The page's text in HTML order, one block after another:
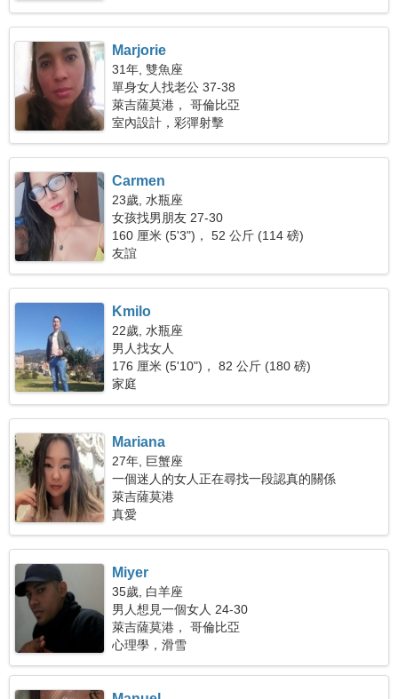
Marjorie
31年, 雙魚座
單身女人找老公 37-38
萊吉薩莫港， 哥倫比亞
室內設計，彩彈射擊
Carmen
23歲, 水瓶座
女孩找男朋友 27-30
160 厘米 (5'3")， 52 公斤 (114 磅)
友誼
Kmilo
22歲, 水瓶座
男人找女人
176 厘米 (5'10")， 82 公斤 (180 磅)
家庭
Mariana
27年, 巨蟹座
一個迷人的女人正在尋找一段認真的關係
萊吉薩莫港
真愛
Miyer
35歲, 白羊座
男人想見一個女人 24-30
萊吉薩莫港， 哥倫比亞
心理學，滑雪